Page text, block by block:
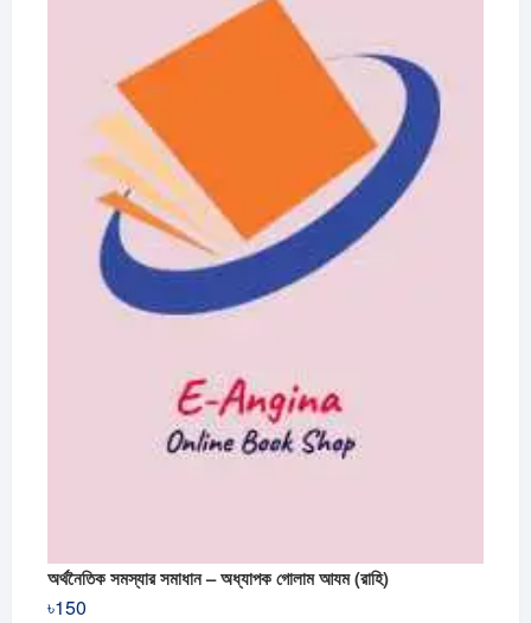
অর্থনৈতিক সমস্যার সমাধান – অধ্যাপক গোলাম আযম (রাহি)
৳150